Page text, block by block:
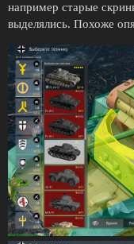
например старые
выделялись. Похоже